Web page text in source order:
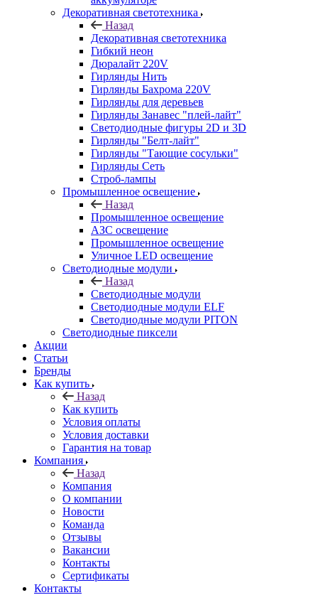
Декоративная светотехника
Назад
Декоративная светотехника
Гибкий неон
Дюралайт 220V
Гирлянды Нить
Гирлянды Бахрома 220V
Гирлянды для деревьев
Гирлянды Занавес "плей-лайт"
Светодиодные фигуры 2D и 3D
Гирлянды "Белт-лайт"
Гирлянды "Тающие сосульки"
Гирлянды Сеть
Строб-лампы
Промышленное освещение
Назад
Промышленное освещение
АЗС освещение
Промышленное освещение
Уличное LED освещение
Светодиодные модули
Назад
Светодиодные модули
Светодиодные модули ELF
Светодиодные модули PITON
Светодиодные пиксели
Акции
Статьи
Бренды
Как купить
Назад
Как купить
Условия оплаты
Условия доставки
Гарантия на товар
Компания
Назад
Компания
О компании
Новости
Команда
Отзывы
Вакансии
Контакты
Сертификаты
Контакты